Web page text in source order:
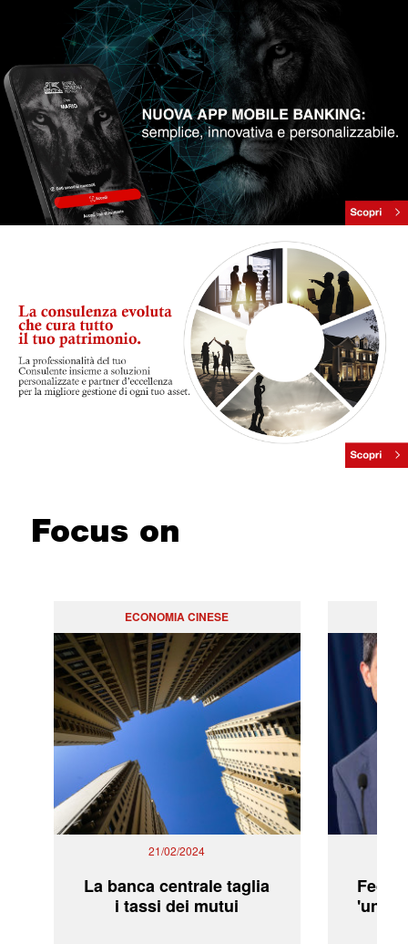
Focus on
ECONOMIA CINESE
21/02/2024
La banca centrale taglia
i tassi dei mutui
Fed:
'una